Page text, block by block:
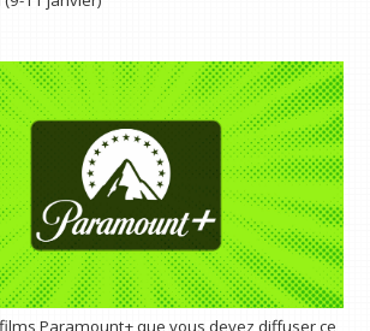
Paramount+ que vous devez diffuser ce